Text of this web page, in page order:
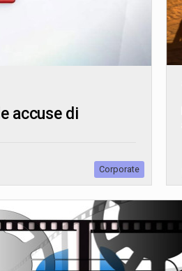
accuse di
Corporate